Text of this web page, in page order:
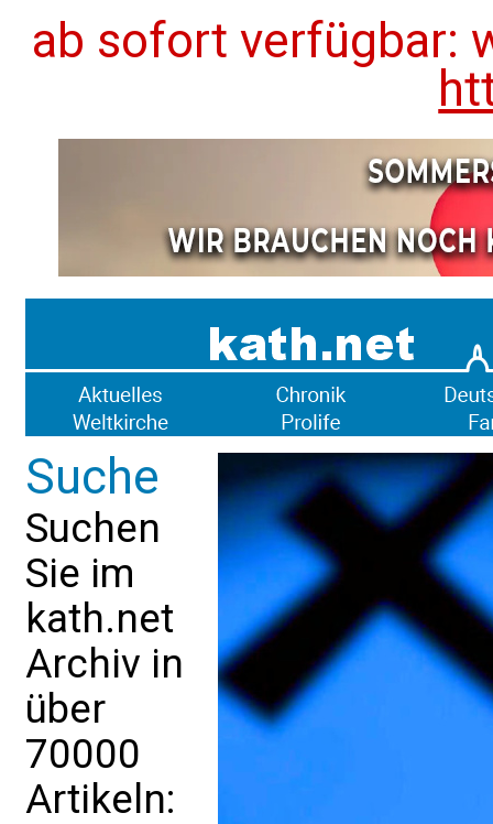
ab sofort verfügbar:
Suche
Suchen
Sie im
kath.net
Archiv in
über
70000
Artikeln: